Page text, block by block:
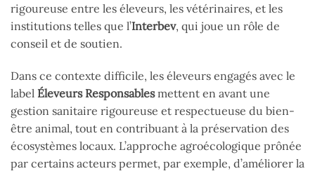
rigoureuse entre les éleveurs, les vétérinaires, et les
institutions telles que l’Interbev, qui joue un rôle de
conseil et de soutien.
Dans ce contexte difficile, les éleveurs engagés avec le
label Éleveurs Responsablesmettent en avant une
gestion sanitaire rigoureuse et respectueuse du bien-
être animal, tout en contribuant à la préservation des
écosystèmes locaux. L’approche agroécologique prônée
par certains acteurs permet, par exemple, d’améliorer la